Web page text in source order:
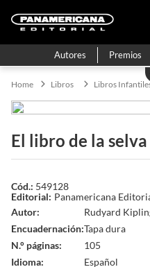
Autores Premios
Libros Libros
El libro de la selva
Panamericana
549128
Autor
Encuadernación
N.° páginas
Idioma
Rudyard
Tapa dura
105
Español